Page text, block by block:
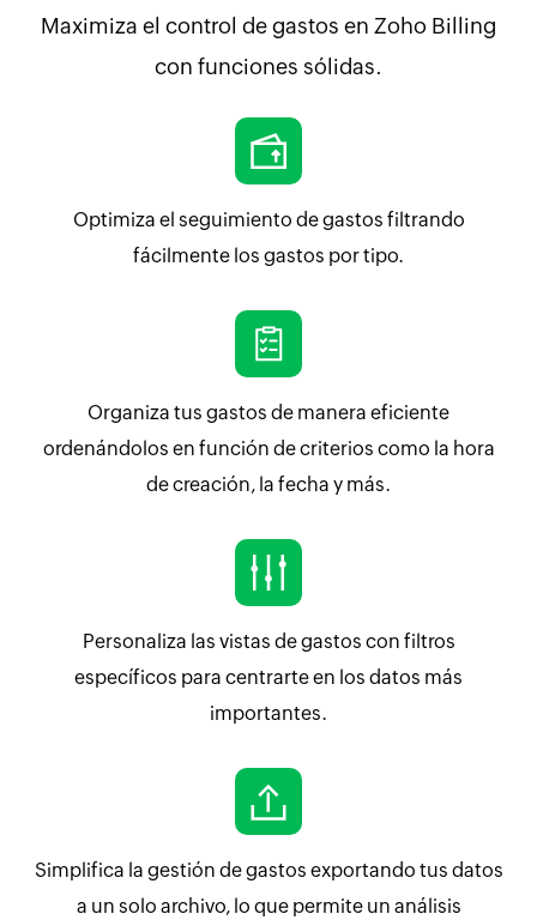
Maximiza el control de gastos en Zoho Billing
con funciones sólidas.
Optimiza el seguimiento de gastos filtrando
fácilmente los gastos por tipo.
Organiza tus gastos de manera eficiente
ordenándolos en función de criterios como la hora
de creación, la fecha y más.
Personaliza las vistas de gastos con filtros
específicos para centrarte en los datos más
importantes.
Simplifica la gestión de gastos exportando tus datos
a un solo archivo, lo que permite un análisis